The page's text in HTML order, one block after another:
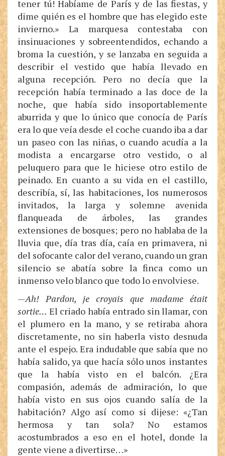
tener tú! Habíame de París y de las fiestas, y
dime quién es el hombre que has elegido este
invierno.» La marquesa contestaba con
insinuaciones y sobreentendidos, echando a
broma la cuestión, y se lanzaba en seguida a
describir el vestido que había llevado en
alguna recepción. Pero no decía que la
recepción había terminado a las doce de la
noche, que había sido insoportablemente
aburrida y que lo único que conocía de París
era lo que veía desde el coche cuando iba a dar
un paseo con las niñas, o cuando acudía a la
modista a encargarse otro vestido, o al
peluquero para que le hiciese otro estilo de
peinado. En cuanto a su vida en el castillo,
describía, sí, las habitaciones, los numerosos
invitados, la larga y solemne avenida
flanqueada de árboles, las grandes
extensiones de bosques; pero no hablaba de la
lluvia que, día tras día, caía en primavera, ni
del sofocante calor del verano, cuando un gran
silencio se abatía sobre la finca como un
inmenso velo blanco que todo lo envolviese.
—Ah! Pardon, je croyais que madame était
sortie… El criado había entrado sin llamar, con
el plumero en la mano, y se retiraba ahora
discretamente, no sin haberla visto desnuda
ante el espejo. Era indudable que sabía que no
había salido, ya que hacía sólo unos instantes
que la había visto en el balcón. ¿Era
compasión, además de admiración, lo que
había visto en sus ojos cuando salía de la
habitación? Algo así como si dijese: «¿Tan
hermosa y tan sola? No estamos
acostumbrados a eso en el hotel, donde la
gente viene a divertirse…»